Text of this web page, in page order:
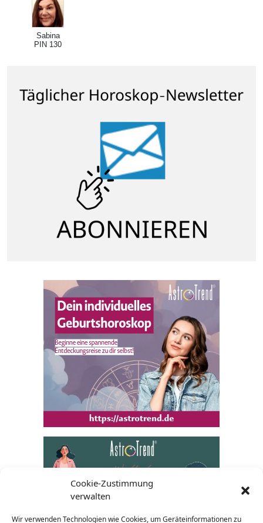
Cookie-Zustimmung
verwalten
Wir verwenden Technologien wie Cookies, um Geräteinformationen zu
Sabina
PIN 130